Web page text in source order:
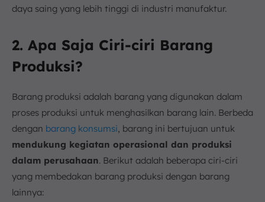
daya saing yang lebih tinggi di industri manufaktur.
2. Apa Saja Ciri-ciri Barang
Produksi?
Barang produksi adalah barang yang digunakan dalam
proses produksi untuk menghasilkan barang lain. Berbeda
dengan barang konsumsi, barang ini bertujuan untuk
mendukung kegiatan operasional dan produksi
dalam perusahaan. Berikut adalah beberapa ciri-ciri
yang membedakan barang produksi dengan barang
lainnya: